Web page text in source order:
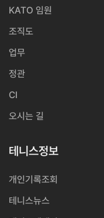
KATO 임원
조직도
업무
정관
CI
오시는 길
테니스정보
개인기록조회
테니스뉴스